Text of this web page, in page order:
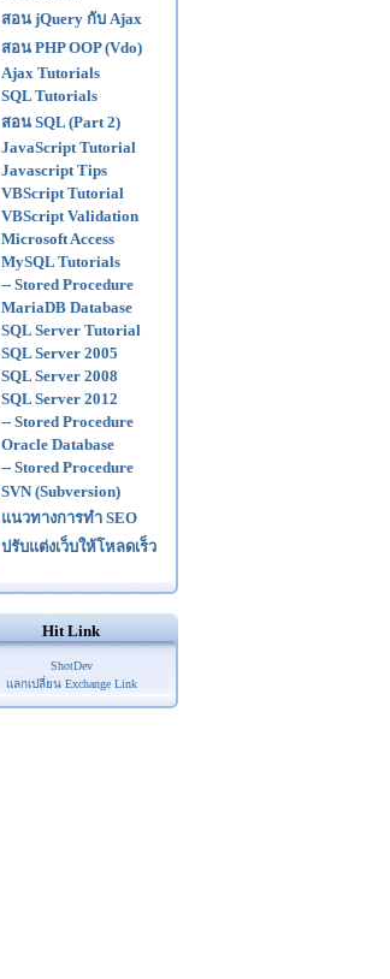
สอน jQuery กับ Ajax
สอน PHP OOP (Vdo)
Ajax Tutorials
SQL Tutorials
สอน SQL (Part 2)
JavaScript Tutorial
Javascript Tips
VBScript Tutorial
VBScript Validation
Microsoft Access
MySQL Tutorials
-- Stored Procedure
MariaDB Database
SQL Server Tutorial
SQL Server 2005
SQL Server 2008
SQL Server 2012
-- Stored Procedure
Oracle Database
-- Stored Procedure
SVN (Subversion)
แนวทางการทำ SEO
ปรับแต่งเว็บให้โหลดเร็ว
Hit Link
ShotDev
แลกเปลี่ยน Exchange Link